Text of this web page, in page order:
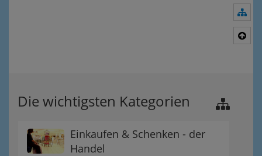
Die wichtigsten Kategorien
Einkaufen & Schenken - der
Handel